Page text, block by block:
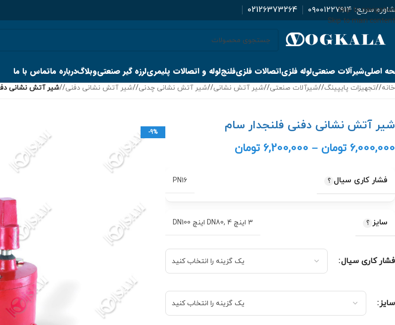
Skip to navigation
Skip to main content
سریع:۰۹۰۰۱۲۲۷۹۱۴ 02126373264
اصلیشیرآلات صنعتیلوله فلزیاتصالات فلزیفلنجلوله و اتصالات پلیمریلرزه گیر صنعتیوبلاگدرباره ماتماس با ما
خانه/ تجهیزات پایپینگ/ شیرآلات صنعتی/ شیر آتش نشانی/ شیر آتش نشانی چدنی/ شیر آتش نشانی دفنی/ شیر آتش نشانی
-9% شیر آتش نشانی دفنی فلنجدار سام
6,000,000 تومان –
6,200,000 تومان
فشار کاری سیال PN16
سایز 3 اینچ DN80 , 4 اینچ DN100
فشار کاری سیال
سایز